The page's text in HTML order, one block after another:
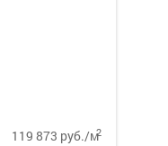
119 873 руб./м2